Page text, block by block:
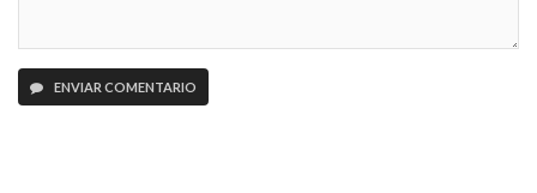
ENVIAR COMENTARIO